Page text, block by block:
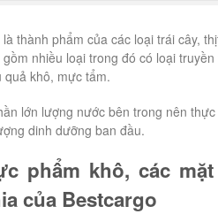
thành phẩm của các loại trái cây,
nhiều loại trong đó có loại
khô, mực tẩm.
lớn lượng nước bên trong nên
dinh dưỡng ban đầu.
phẩm khô, các
của Bestcargo